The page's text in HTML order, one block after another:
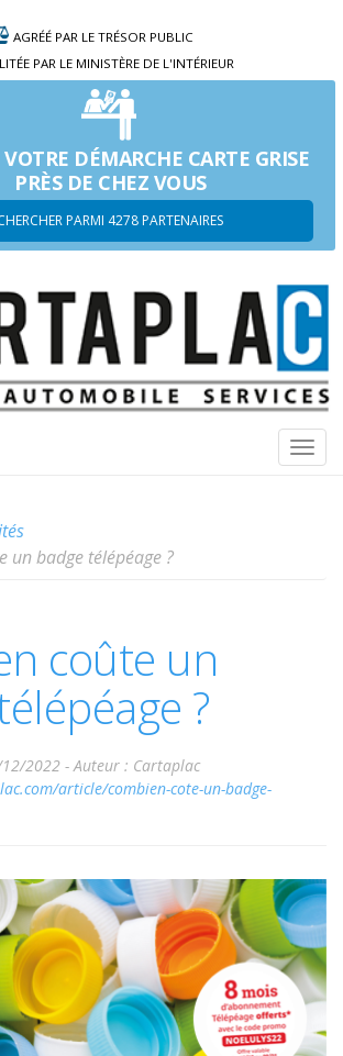
AGRÉÉ PAR LE TRÉSOR PUBLIC
PAR LE MINISTÈRE DE L'INTÉRIEUR
VOTRE DÉMARCHE CARTE GRISE
PRÈS DE CHEZ VOUS
PARMI 4278 PARTENAIRES
un badge télépéage ?
coûte un
?
2022 -Auteur : Cartaplac
article/combien-cote-un-badge-